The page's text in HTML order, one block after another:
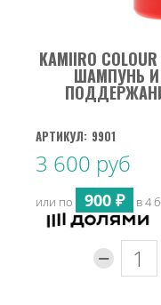
KAMIIRO
ШАМПУНЬ
АРТИКУЛ: 9901
3 600 руб
или по 900 ₽ в 4
-